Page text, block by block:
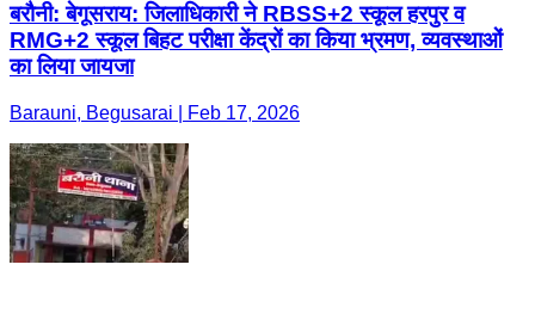
बरौनी: बेगूसराय: जिलाधिकारी ने RBSS+2 स्कूल हरपुर व
RMG+2 स्कूल बिहट परीक्षा केंद्रों का किया भ्रमण, व्यवस्थाओं
का लिया जायजा
Barauni, Begusarai | Feb 17, 2026